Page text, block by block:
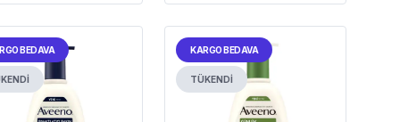
BEDAVA KARGO BEDAVA
TÜKENDİ